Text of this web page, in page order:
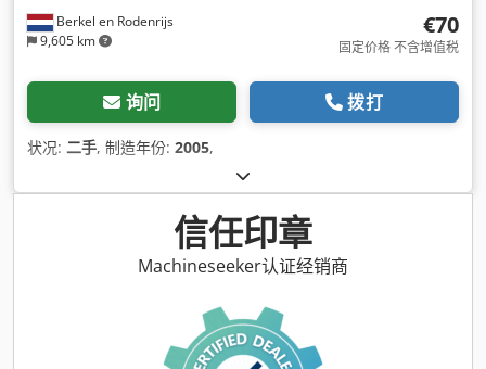
Berkel en Rodenrijs
9,605 km
€70
固定价格 不含增值税
询问 拨打
状况: 二手, 制造年份: 2005,
信任印章
Machineseeker认证经销商